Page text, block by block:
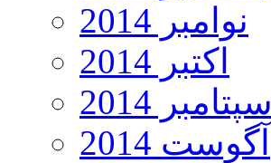
نوامبر 2014
اکتبر 2014
سپتامبر 2014
آگوست 2014